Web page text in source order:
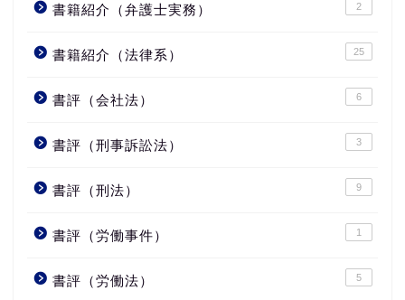
書籍紹介（弁護士実務） 2
書籍紹介（法律系） 25
書評（会社法） 6
書評（刑事訴訟法） 3
書評（刑法） 9
書評（労働事件） 1
書評（労働法） 5